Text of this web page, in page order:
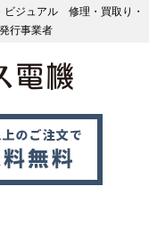
ジュアル 修理・買取り・
行事業者